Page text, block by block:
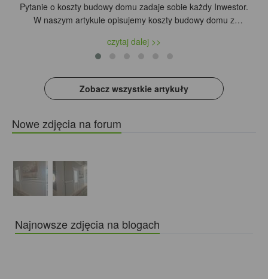
Pytanie o koszty budowy domu zadaje sobie każdy Inwestor.
W naszym artykule opisujemy koszty budowy domu z
zielistkach” został zaprojektowany z myślą o optymalizacji
kosztów budowy i na jego przykładzie sprawdzimy, ile może
poszczególnych etapów robót z podziałem na koszty
robocizny, materiałów i sprzętu.
czytaj dalej >>
Zobacz wszystkie artykuły
Nowe zdjęcia na forum